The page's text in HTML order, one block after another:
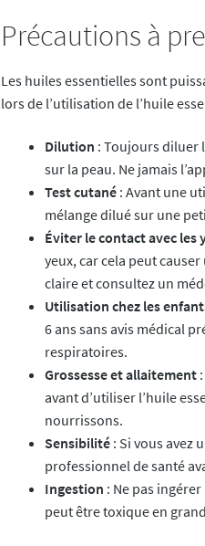
Précautions à
Les huiles essentielles sont
lors de l’utilisation de l’huile
Dilution : Toujours diluer
sur la peau. Ne jamais
Test cutané: Avant une
mélange dilué sur une
Éviter le contact avec les
yeux, car cela peut
claire et consultez un
Utilisation chez les
6 ans sans avis médical
respiratoires.
Grossesse et allaitement:
avant d’utiliser l’huile
nourrissons.
Sensibilité: Si vous avez
professionnel de santé
Ingestion : Ne pas
peut être toxique en